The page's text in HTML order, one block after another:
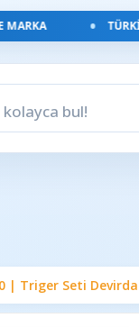
| Triger Seti